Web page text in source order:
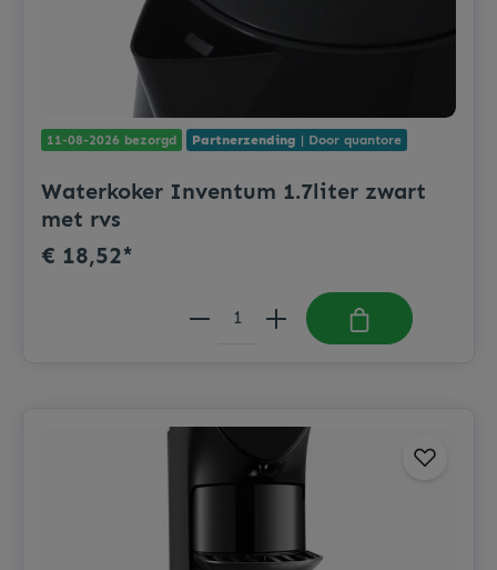
11-08-2026 bezorgd Partnerzending | Door quantore
Waterkoker Inventum 1.7liter zwart
met rvs
€ 18,52*